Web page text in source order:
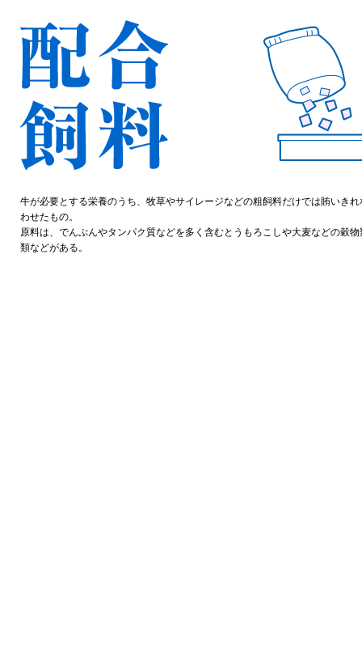
牛が必要とする栄養のうち、牧草やサイレージなどの粗飼料だけでは賄いき
わせたもの。
原料は、でんぷんやタンパク質などを多く含むとうもろこしや大麦などの穀
類などがある。